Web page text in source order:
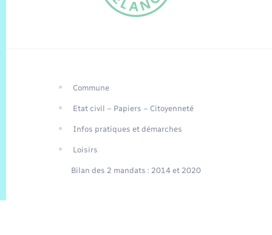
Traduction du
EN
Commune
Etat civil – Papiers – Citoyenneté
Infos pratiques et démarches
Loisirs
Bilan des 2 mandats : 2014 et 2020